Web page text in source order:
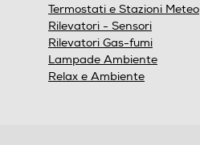
Termostati e Stazioni Meteo
Rilevatori - Sensori
Rilevatori Gas-fumi
Lampade Ambiente
Relax e Ambiente